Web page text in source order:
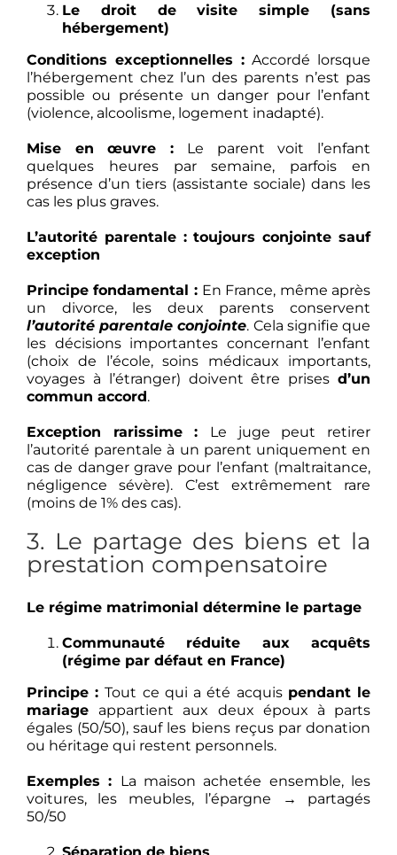
Le droit de visite simple (sans
hébergement)
Conditions exceptionnelles :Accordé lorsque
l’hébergement chez l’un des parents n’est pas
possible ou présente un danger pour l’enfant
(violence, alcoolisme, logement inadapté).
Mise en œuvre : Le parent voit l’enfant
quelques heures par semaine, parfois en
présence d’un tiers (assistante sociale) dans les
cas les plus graves.
L’autorité parentale : toujours conjointe sauf
exception
Principe fondamental : En France, même après
un divorce, les deux parents conservent
l’autorité parentale conjointe. Cela signifie que
les décisions importantes concernant l’enfant
(choix de l’école, soins médicaux importants,
voyages à l’étranger) doivent être prises d’un
commun accord.
Exception rarissime : Le juge peut retirer
l’autorité parentale à un parent uniquement en
cas de danger grave pour l’enfant (maltraitance,
négligence sévère). C’est extrêmement rare
(moins de 1% des cas).
3. Le partage des biens et la
prestation compensatoire
Le régime matrimonial détermine le partage
Communauté réduite aux acquêts
(régime par défaut en France)
Principe :Tout ce qui a été acquis pendant le
mariage appartient aux deux époux à parts
égales (50/50), sauf les biens reçus par donation
ou héritage qui restent personnels.
Exemples : La maison achetée ensemble, les
voitures, les meubles, l’épargne → partagés
50/50